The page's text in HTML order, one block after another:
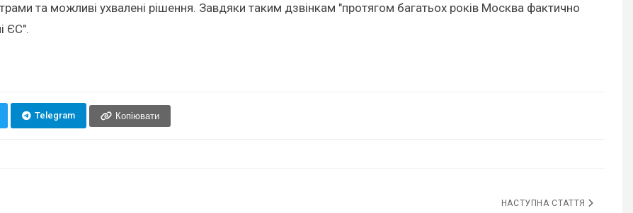
та можливі ухвалені рішення. Завдяки таким дзвінкам "протягом багатьох років Москва фактично
ЄС".
Telegram Копіювати
НАСТУПНА СТАТТЯ